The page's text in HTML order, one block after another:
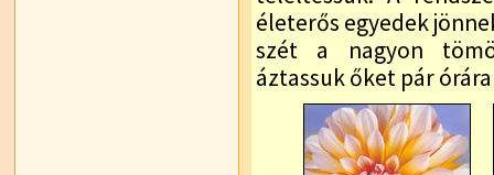
életerős egyedek
szét a nagyon
áztassuk őket pár